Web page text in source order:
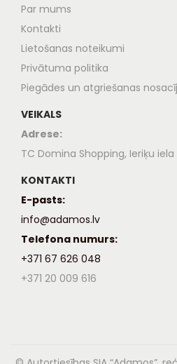
Par mums
Kontakti
Lietošanas noteikumi
Privātuma politika
Piegādes un atgriešanas
VEIKALS
Adrese:
TC Domina Shopping, Ieriķu iela
KONTAKTI
E-pasts:
info@adamos.lv
Telefona numurs:
+371 67 626 048
+371 20 009 616